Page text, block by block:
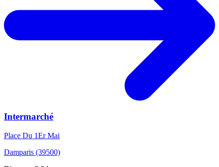
Intermarché
Place Du 1Er Mai
Damparis (39500)